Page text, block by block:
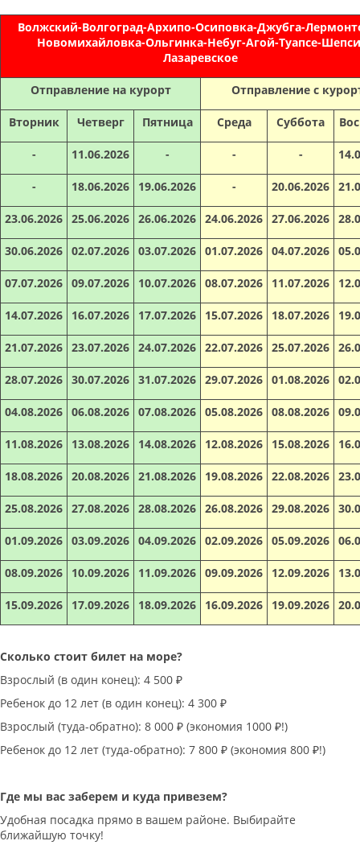
Волжский-Волгоград-Архипо-Осиповка-Джубга-
Новомихайловка-Ольгинка-Небуг-Агой-Туапсе-
Лазаревское
Отправление на курорт Отправление с
Вторник Четверг Пятница Среда Суббота
- 11.06.2026 - - -
- 18.06.2026 19.06.2026 - 20.06.2026
23.06.2026 25.06.2026 26.06.2026 24.06.2026 27.06.2026
30.06.2026 02.07.2026 03.07.2026 01.07.2026 04.07.2026
07.07.2026 09.07.2026 10.07.2026 08.07.2026 11.07.2026
14.07.2026 16.07.2026 17.07.2026 15.07.2026 18.07.2026
21.07.2026 23.07.2026 24.07.2026 22.07.2026 25.07.2026
28.07.2026 30.07.2026 31.07.2026 29.07.2026 01.08.2026
04.08.2026 06.08.2026 07.08.2026 05.08.2026 08.08.2026
11.08.2026 13.08.2026 14.08.2026 12.08.2026 15.08.2026
18.08.2026 20.08.2026 21.08.2026 19.08.2026 22.08.2026
25.08.2026 27.08.2026 28.08.2026 26.08.2026 29.08.2026
01.09.2026 03.09.2026 04.09.2026 02.09.2026 05.09.2026
08.09.2026 10.09.2026 11.09.2026 09.09.2026 12.09.2026
15.09.2026 17.09.2026 18.09.2026 16.09.2026 19.09.2026
Сколько стоит билет на море?
Взрослый (в один конец): 4 500 ₽
Ребенок до 12 лет (в один конец): 4 300 ₽
Взрослый (туда-обратно): 8 000 ₽ (экономия 1000 ₽!)
Ребенок до 12 лет (туда-обратно): 7 800 ₽ (экономия 800 ₽!)
Где мы вас заберем и куда привезем?
Удобная посадка прямо в вашем районе. Выбирайте
ближайшую точку!